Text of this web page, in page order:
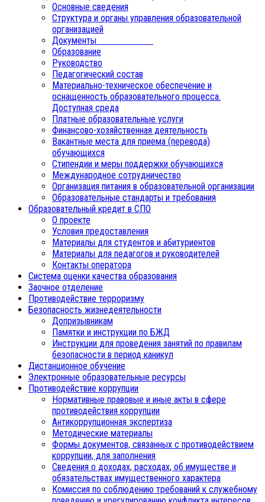
Основные сведения
Структура и органы управления образовательной
организацией
Документы
Образование
Руководство
Педагогический состав
Материально-техническое обеспечение и
оснащенность образовательного процесса.
Доступная среда
Платные образовательные услуги
Финансово-хозяйственная деятельность
Вакантные места для приема (перевода)
обучающихся
Стипендии и меры поддержки обучающихся
Международное сотрудничество
Организация питания в образовательной организации
Образовательные стандарты и требования
Образовательный кредит в СПО
О проекте
Условия предоставления
Материалы для студентов и абитуриентов
Материалы для педагогов и руководителей
Контакты оператора
Система оценки качества образования
Заочное отделение
Противодействие терроризму
Безопасность жизнедеятельности
Допризывникам
Памятки и инструкции по БЖД
Инструкции для проведения занятий по правилам
безопасности в период каникул
Дистанционное обучение
Электронные образовательные ресурсы
Противодействие коррупции
Нормативные правовые и иные акты в сфере
противодействия коррупции
Антикоррупционная экспертиза
Методические материалы
Формы документов, связанных с противодействием
коррупции, для заполнения
Сведения о доходах, расходах, об имуществе и
обязательствах имущественного характера
Комиссия по соблюдению требований к служебному